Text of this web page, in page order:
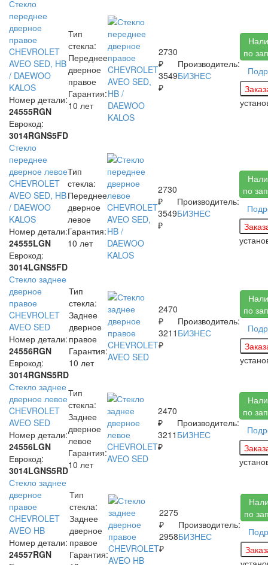
Стекло
переднее
дверное
правое
CHEVROLET
AVEO SED, HB
/ DAEWOO
KALOS
Номер детали:
24555RGN
Еврокод:
3014RGNS5FD
Тип
стекла:
Переднее
дверное
правое
Гарантия:
10 лет
2730
₽
3549
₽
Производитель:
БИЗНЕС
по
Стекло
переднее
дверное левое
CHEVROLET
AVEO SED, HB
/ DAEWOO
KALOS
Номер детали:
24555LGN
Еврокод:
3014LGNS5FD
Тип
стекла:
Переднее
дверное
левое
Гарантия:
10 лет
2730
₽
3549
₽
Производитель:
БИЗНЕС
по
Стекло заднее
дверное
правое
CHEVROLET
AVEO SED
Номер детали:
24556RGN
Еврокод:
3014RGNS5RD
Тип
стекла:
Заднее
дверное
правое
Гарантия:
10 лет
2470
₽
3211
₽
Производитель:
БИЗНЕС
по
Стекло заднее
дверное левое
CHEVROLET
AVEO SED
Номер детали:
24556LGN
Еврокод:
3014LGNS5RD
Тип
стекла:
Заднее
дверное
левое
Гарантия:
10 лет
2470
₽
3211
₽
Производитель:
БИЗНЕС
по
Стекло заднее
дверное
правое
CHEVROLET
AVEO HB
Номер детали:
24557RGN
Тип
стекла:
Заднее
дверное
правое
Гарантия:
2275
₽
2958
₽
Производитель:
БИЗНЕС
по